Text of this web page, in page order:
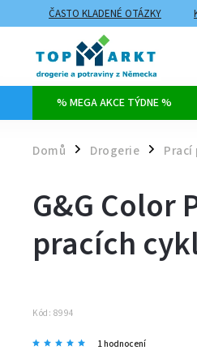
ČASTO KLADENÉ OTÁZKY
ZPŮSOBY DOPRAVY A PLATBY
% MEGA AKCE TÝDNE %
Domů / Drogerie /
G&G Color
pracích
Kód: 8994
1 hodnocení